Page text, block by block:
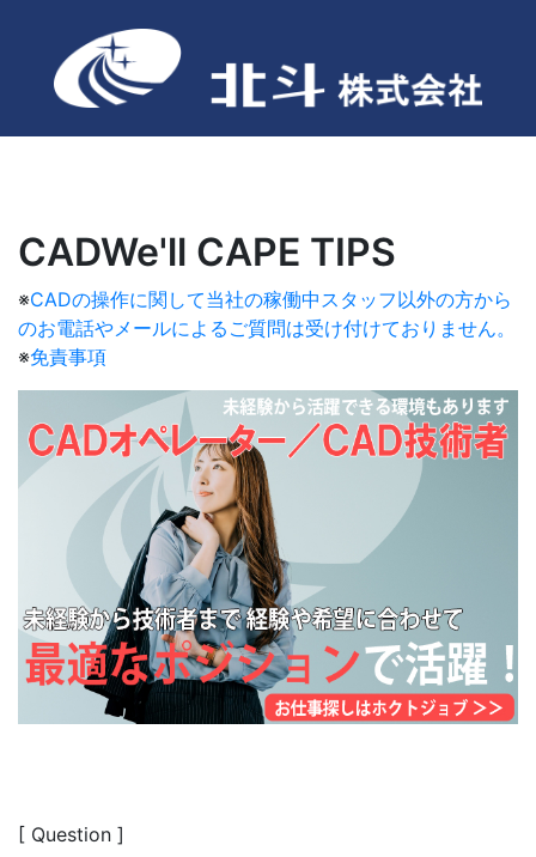
CADWe'll CAPE TIPS
※CADの操作に関して当社の稼働中スタッフ以外の方から
のお電話やメールによるご質問は受け付けておりません。
※免責事項
[ Question ]